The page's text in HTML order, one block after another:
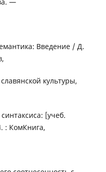
Введение / Д.
культуры,
[учеб.
КомКнига,